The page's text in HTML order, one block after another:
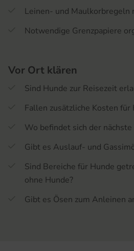
Leinen- und Maulkorbregeln
Notwendige Grenzpapiere
Vor Ort klären
Sind Hunde zur Reisezeit
Fallen zusätzliche Kosten für
Wo befindet sich der
Gibt es Auslauf- und
Sind Bereiche für Hunde
ohne Hunde?
Gibt es Ösen zum Anleinen